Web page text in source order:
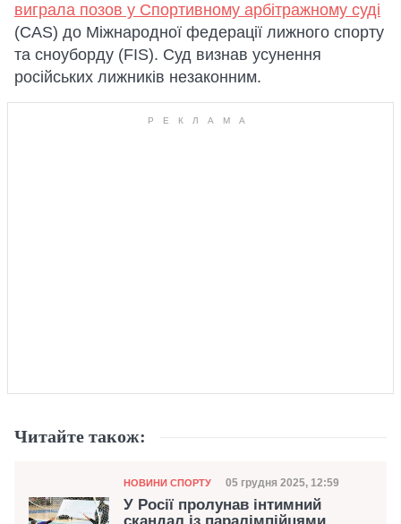
виграла позов у Спортивному арбітражному суді
(CAS) до Міжнародної федерації лижного спорту
та сноуборду (FIS). Суд визнав усунення
російських лижників незаконним.
Читайте також:
Категорія
НОВИНИ СПОРТУ Дата публікації
05 грудня 2025, 12:59
У Росії пролунав інтимний